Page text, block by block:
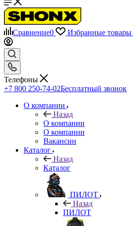
Сравнение0 Избранные товары
Телефоны
+7 800 250-74-02Бесплатный звонок
О компании
Назад
О компании
О компании
Вакансии
Каталог
Назад
Каталог
ПИЛОТ
Назад
ПИЛОТ